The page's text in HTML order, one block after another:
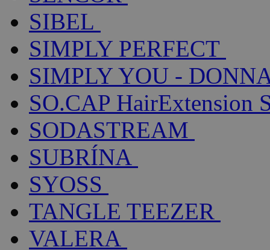
SIBEL
SIMPLY PERFECT
SIMPLY YOU -
SO.CAP HairExtension
SODASTREAM
SUBRÍNA
SYOSS
TANGLE TEEZER
VALERA